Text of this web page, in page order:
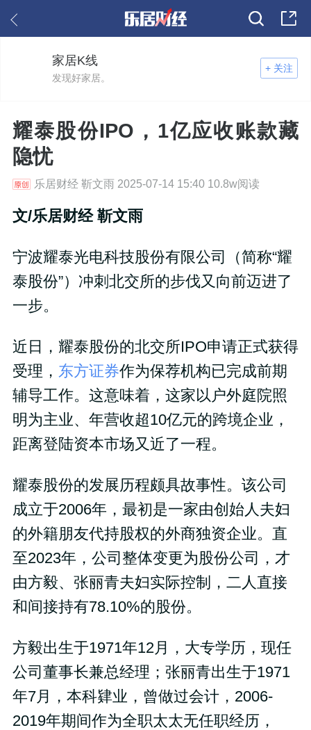
+ 关注
家居K线
发现好家居。
耀泰股份IPO，1亿应收账款藏
隐忧
乐居财经 靳文雨 2025-07-14 15:40 10.8w阅读
文/乐居财经 靳文雨
宁波耀泰光电科技股份有限公司（简称“耀
泰股份”）冲刺北交所的步伐又向前迈进了
一步。
近日，耀泰股份的北交所IPO申请正式获得
受理， 东方证券作为保荐机构已完成前期
辅导工作。这意味着，这家以户外庭院照
明为主业、年营收超10亿元的跨境企业，
距离登陆资本市场又近了一程。
耀泰股份的发展历程颇具故事性。该公司
成立于2006年，最初是一家由创始人夫妇
的外籍朋友代持股权的外商独资企业。直
至2023年，公司整体变更为股份公司，才
由方毅、张丽青夫妇实际控制，二人直接
和间接持有78.10%的股份。
方毅出生于1971年12月，大专学历，现任
公司董事长兼总经理；张丽青出生于1971
年7月，本科肄业，曾做过会计，2006-
2019年期间作为全职太太无任职经历，